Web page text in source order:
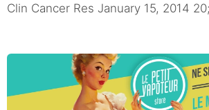
Clin Cancer Res January 15, 2014